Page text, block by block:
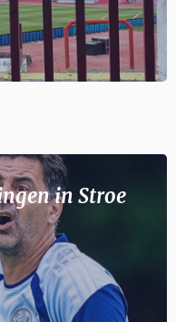
in Stroe